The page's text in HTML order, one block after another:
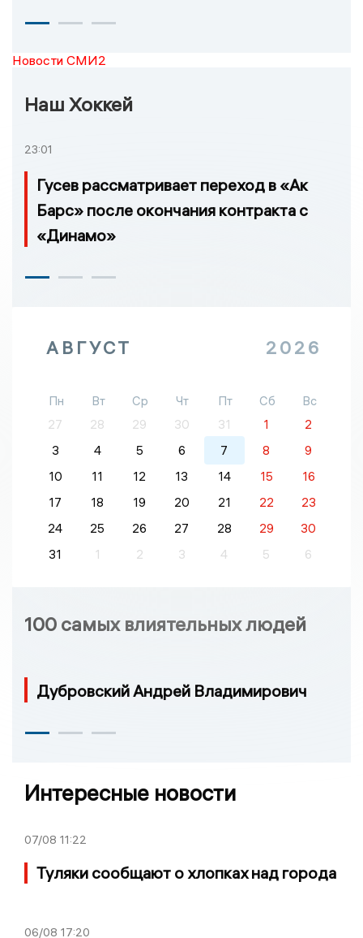
Новости СМИ2
Наш Хоккей
23:01
Гусев рассматривает переход в «Ак
Барс» после окончания контракта с
«Динамо»
АВГУСТ 2026
Пн Вт Ср Чт Пт Сб
Вс
27
28 29 30 31 1
2
3
4 5 6 7 8
9
10
11 12 13 14 15
16
17
18 19 20 21 22
23
24
25 26 27 28 29
30
31
1 2 3 4 5 6
100 самых влиятельных людей
Дубровский Андрей Владимирович
Интересные новости
07/08 11:22
Туляки сообщают о хлопках над города
06/08 17:20